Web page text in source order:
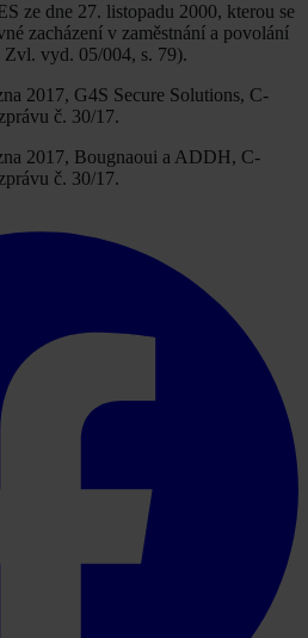
ze dne 27. listopadu 2000, kterou se
zacházení v zaměstnání a povolání
vyd. 05/004, s. 79).
2017, G4S Secure Solutions, C-
č. 30/17.
2017, Bougnaoui a ADDH, C-
č. 30/17.